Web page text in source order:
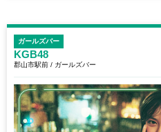
ガールズバー
KGB48
郡山市駅前 / ガールズバー